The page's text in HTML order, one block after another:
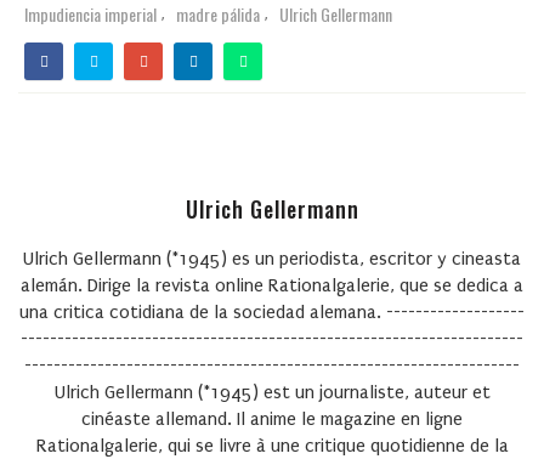
Impudiencia imperial , madre pálida , Ulrich Gellermann
Ulrich Gellermann
Ulrich Gellermann (*1945) es un periodista, escritor y cineasta
alemán. Dirige la revista online Rationalgalerie, que se dedica a
una critica cotidiana de la sociedad alemana. -------------------
---------------------------------------------------------------------
--------------------------------------------------------------------
Ulrich Gellermann (*1945) est un journaliste, auteur et
cinéaste allemand. Il anime le magazine en ligne
Rationalgalerie, qui se livre à une critique quotidienne de la